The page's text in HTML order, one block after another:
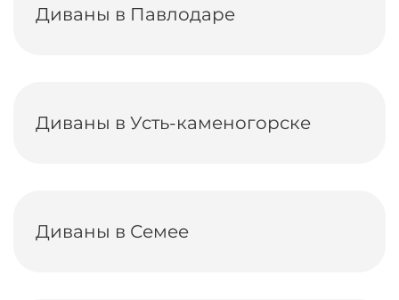
Диваны в Павлодаре
Диваны в Усть-каменогорске
Диваны в Семее